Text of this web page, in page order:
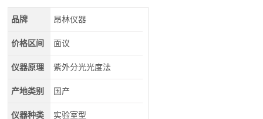
品牌 昂林仪器
价格区间 面议
仪器原理 紫外分光光度法
产地类别 国产
仪器种类 实验室型